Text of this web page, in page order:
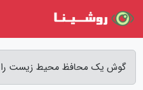
گوش یک محافظ محیط زیست را